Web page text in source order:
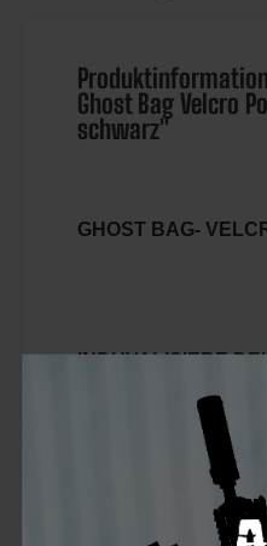
Ghost Bag Velcro
schwarz"
GHOST BAG-
INDUVALISIERE
Velcro Pouches
AVARUS und
deine Ausrüstung
Anforderungen